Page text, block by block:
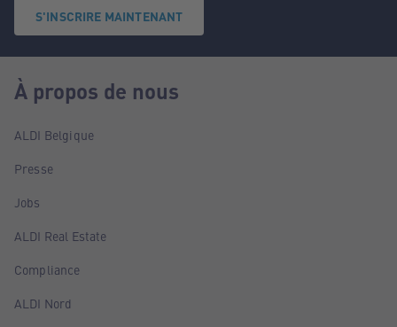
S'INSCRIRE MAINTENANT
À propos de nous
ALDI Belgique
Presse
Jobs
ALDI Real Estate
Compliance
ALDI Nord